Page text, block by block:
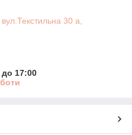
30 а,
до 17:00